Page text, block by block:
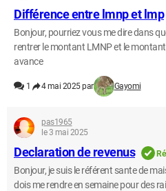
Différence entre lmnp et lmp
Bonjour, pourriez vous me dire dans
rentrer le montant LMNP et le
avance
1 4 mai 2025 par Gayomi
pas1965
le 3 mai 2025
Declaration de revenus
Bonjour, je suis le référent sante de
dois me rendre en semaine pour des